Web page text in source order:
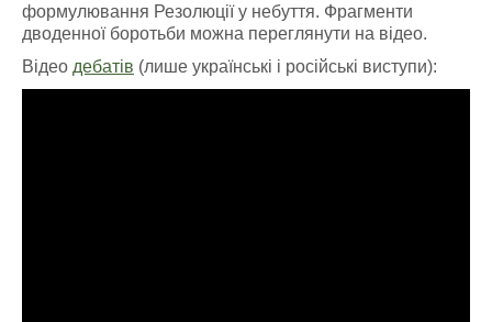
формулювання Резолюції у небуття. Фрагменти
дводенної боротьби можна переглянути на відео.
Відео дебатів (лише українські і російські виступи):